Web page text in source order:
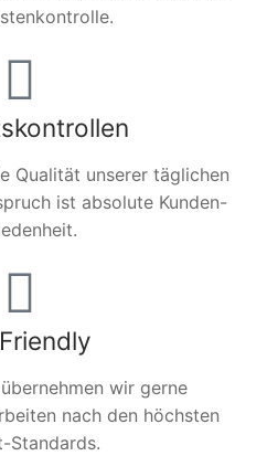
Qualität unserer täglichen
ist absolute Kunden-
wir gerne
nach den höchsten
Standards.